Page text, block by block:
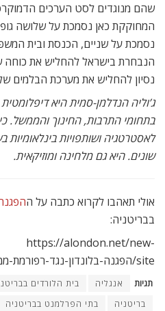
שהם מנוגדים לסט הערכים
המחוקקת כאן נסמכת על שלושה
נסמכת על שניים, הכנסת ובית
הנבחרת בישראל להחליש את
נסיון להחליש את מערכת הבלמים
ג’וליה הנדלמן-סמית היא
בתחומי התרבות, החינוך והממשל.
לאסטרטגיה ושותפויות בינלאומיות
שונים. היא גם מלחינה ומוזיקאית.
אולי תאהבו לקרוא כתבה על ה
בבריטניה:
https://alondon.net/new-
site/הפגנה-בלונדון-נגד-רפורמת-ממשלת-ישראל/
תגיות אנגליה בית הלורדים
בריטניה
בתי הפרלמנט בבריטניה